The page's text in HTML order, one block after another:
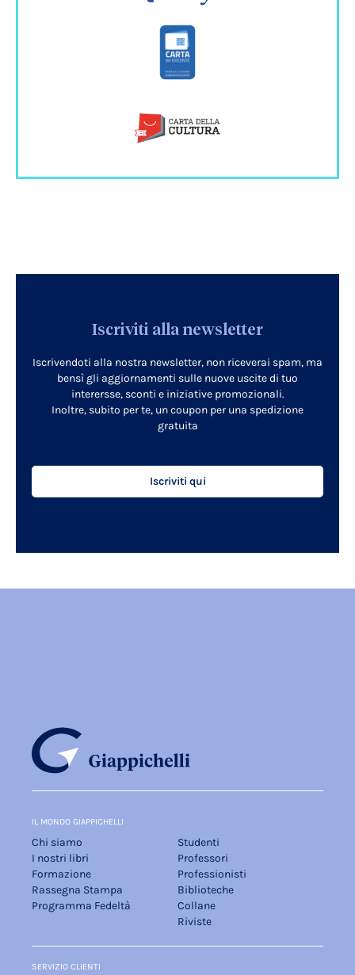
Iscriviti alla newsletter
Iscrivendoti alla nostra newsletter, non riceverai spam, ma
bensì gli aggiornamenti sulle nuove uscite di tuo
interersse, sconti e iniziative promozionali.
Inoltre, subito per te, un coupon per una spedizione
gratuita
Iscriviti qui
IL MONDO GIAPPICHELLI
Chi siamo
I nostri libri
Formazione
Rassegna Stampa
Programma Fedeltà
Studenti
Professori
Professionisti
Biblioteche
Collane
Riviste
SERVIZIO CLIENTI